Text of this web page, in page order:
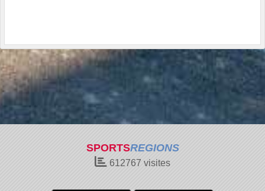
SPORTSREGIONS
612767 visites